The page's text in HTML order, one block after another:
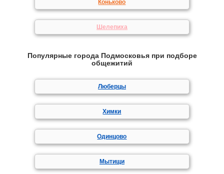
Коньково
Шелепиха
Популярные города Подмосковья при подборе
общежитий
Люберцы
Химки
Одинцово
Мытищи